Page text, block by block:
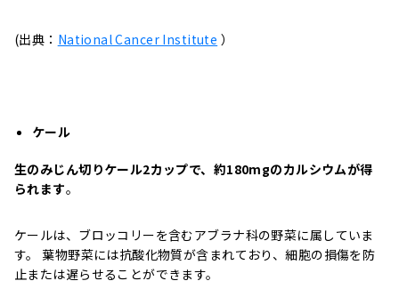
(出典： National Cancer Institute ）
ケール
生のみじん切りケール2カップで、約180mgのカルシウムが得
られます。
ケールは、ブロッコリーを含むアブラナ科の野菜に属していま
す。 葉物野菜には抗酸化物質が含まれており、細胞の損傷を防
止または遅らせることができます。